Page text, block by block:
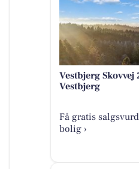
Vestbjerg Skovvej
Vestbjerg
Få gratis
bolig ›